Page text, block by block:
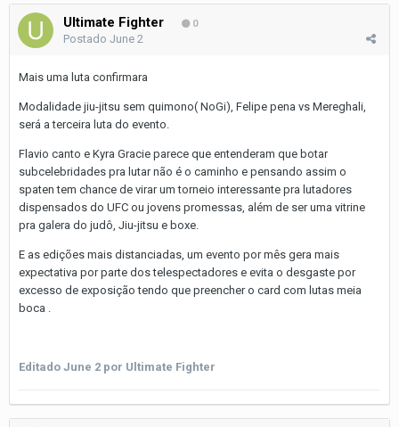
Ultimate Fighter 0
Postado June 2
Mais uma luta confirmara
Modalidade jiu-jitsu sem quimono( NoGi), Felipe pena vs Mereghali,
será a terceira luta do evento.
Flavio canto e Kyra Gracie parece que entenderam que botar
subcelebridades pra lutar não é o caminho e pensando assim o
spaten tem chance de virar um torneio interessante pra lutadores
dispensados do UFC ou jovens promessas, além de ser uma vitrine
pra galera do judô, Jiu-jitsu e boxe.
E as edições mais distanciadas, um evento por mês gera mais
expectativa por parte dos telespectadores e evita o desgaste por
excesso de exposição tendo que preencher o card com lutas meia
boca .
Editado June 2 por Ultimate Fighter